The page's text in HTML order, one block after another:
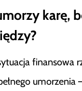
karę,
finansowa
umorzenia